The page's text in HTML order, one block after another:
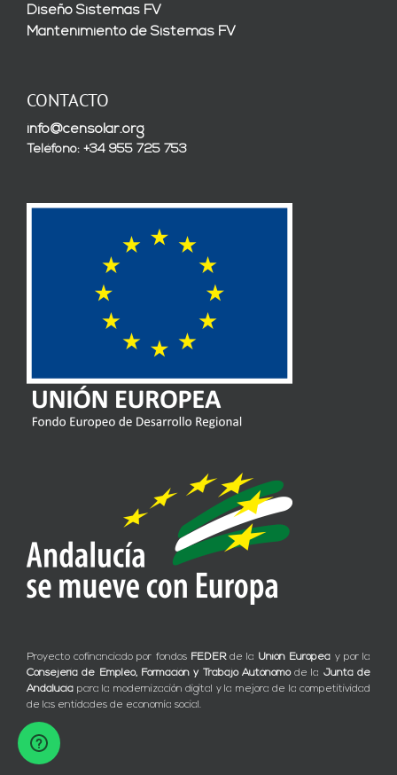
Diseño Sistemas FV
Mantenimiento de Sistemas FV
CONTACTO
info@censolar.org
Teléfono: +34 955 725 753
Proyecto cofinanciado por fondos FEDERde la Unión Europea y por la
Consejería de Empleo, Formación y Trabajo Autónomode la Junta de
Andalucía para la modernización digital y la mejora de la competitividad
de las entidades de economía social.